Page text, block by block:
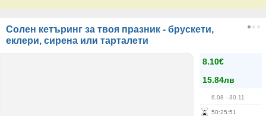
Солен кетъринг за твоя празник - брускети,
еклери, сирена или тарталети
8.10€
15.84лв
6.08 - 30.11
50:25:51